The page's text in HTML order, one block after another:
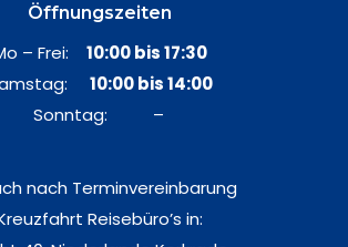
Öffnungszeiten
– Frei: 10:00 bis 17:30
10:00 bis 14:00
Sonntag: –
nach Terminvereinbarung
Reisebüro’s in: